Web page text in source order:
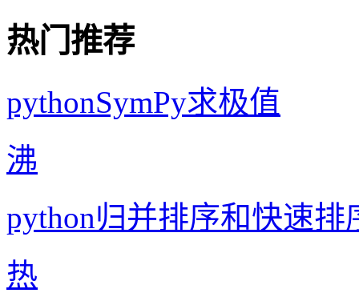
热门推荐
pythonSymPy求极值
沸
python归并排序和快速排
热